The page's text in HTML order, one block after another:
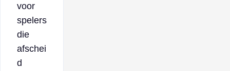
voor
spelers
die
afschei
d